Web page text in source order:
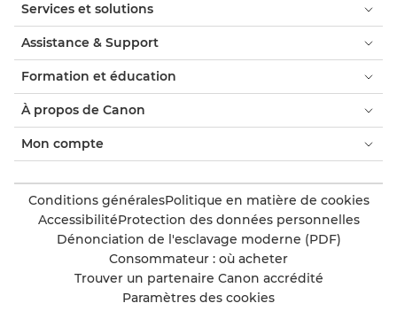
Services et solutions
Assistance & Support
Formation et éducation
À propos de Canon
Mon compte
Conditions généralesPolitique en matière de cookies
AccessibilitéProtection des données personnelles
Dénonciation de l'esclavage moderne (PDF)
Consommateur : où acheter
Trouver un partenaire Canon accrédité
Paramètres des cookies